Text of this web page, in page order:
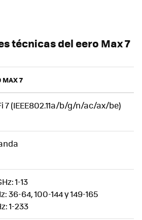
técnicas del eero Max 7
MAX 7
7 (IEEE802.11a/b/g/n/ac/ax/be)
1-13
36-64, 100-144 y 149-165
1-233